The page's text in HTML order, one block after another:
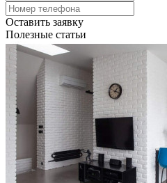
Оставить заявку
Полезные статьи